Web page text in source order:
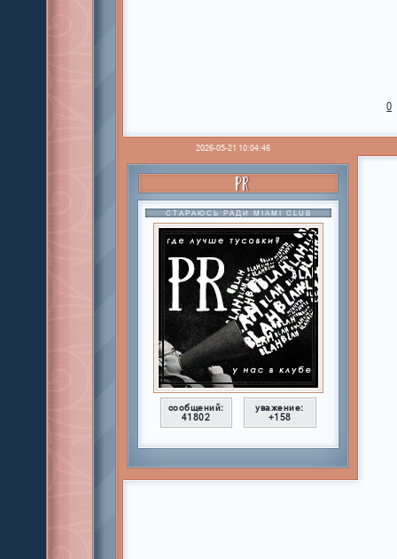
0
2026-05-21 10:04:46
PR
СТАРАЮСЬ РАДИ MIAMI CLUB
сообщений:
41802
уважение:
+158